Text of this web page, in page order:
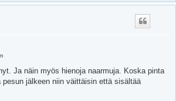
l
Ja näin myös hienoja naarmuja. Koska pinta
jälkeen niin väittäisin että sisältää